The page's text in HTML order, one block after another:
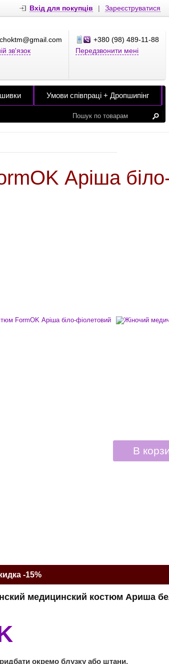
Вхід для покупців | Зареєструватися
зв'язок
+380 (98) 489-11-88
Передзвонити мені
Умови співпраці + Дропшипінг
Аріша
В
-15%
медицинский костюм Ариша
окремо блузку або штани.